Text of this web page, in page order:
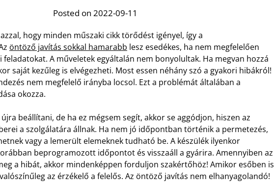
Posted on 2022-09-11
hogy minden műszaki cikk törődést igényel, így a
öntöző javítás sokkal hamarabb lesz esedékes, ha nem megfelelően
A műveletek egyáltalán nem bonyolultak. Ha megvan hozzá
saját kezűleg is elvégezheti. Most essen néhány szó a gyakori hibákról!
nem megfelelő irányba locsol. Ezt a problémát általában a
okozza.
beállítani, de ha ez mégsem segít, akkor se aggódjon, hiszen az
a szolgálatára állnak. Ha nem jó időpontban történik a permetezés,
vagy a lemerült elemeknek tudható be. A készülék ilyenkor
beprogramozott időpontot és visszaáll a gyárira. Amennyiben az
a hibát, akkor mindenképpen forduljon szakértőhöz! Amikor esőben is
az érzékelő a felelős. Az öntöző javítás nem elhanyagolandó!